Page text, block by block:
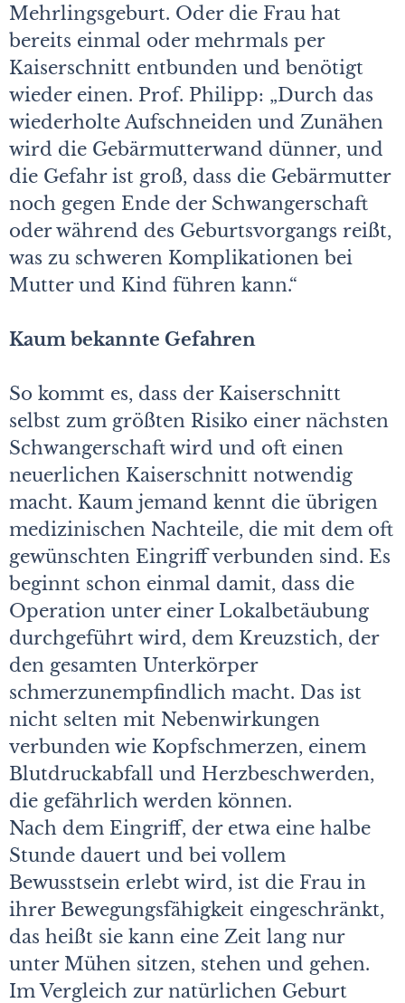
Mehrlingsgeburt. Oder die Frau hat
bereits einmal oder mehrmals per
Kaiserschnitt entbunden und benötigt
wieder einen. Prof. Philipp: „Durch das
wiederholte Aufschneiden und Zunähen
wird die Gebärmutterwand dünner, und
die Gefahr ist groß, dass die Gebärmutter
noch gegen Ende der Schwangerschaft
oder während des Geburtsvorgangs reißt,
was zu schweren Komplikationen bei
Mutter und Kind führen kann.“
Kaum bekannte Gefahren
So kommt es, dass der Kaiserschnitt
selbst zum größten Risiko einer nächsten
Schwangerschaft wird und oft einen
neuerlichen Kaiserschnitt notwendig
macht. Kaum jemand kennt die übrigen
medizinischen Nachteile, die mit dem oft
gewünschten Eingriff verbunden sind. Es
beginnt schon einmal damit, dass die
Operation unter einer Lokalbetäubung
durchgeführt wird, dem Kreuzstich, der
den gesamten Unterkörper
schmerzunempfindlich macht. Das ist
nicht selten mit Nebenwirkungen
verbunden wie Kopfschmerzen, einem
Blutdruckabfall und Herzbeschwerden,
die gefährlich werden können.
Nach dem Eingriff, der etwa eine halbe
Stunde dauert und bei vollem
Bewusstsein erlebt wird, ist die Frau in
ihrer Bewegungsfähigkeit eingeschränkt,
das heißt sie kann eine Zeit lang nur
unter Mühen sitzen, stehen und gehen.
Im Vergleich zur natürlichen Geburt